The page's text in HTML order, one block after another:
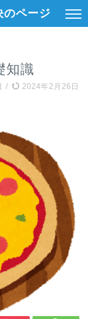
のページ
知識
/ 2024年2月26日